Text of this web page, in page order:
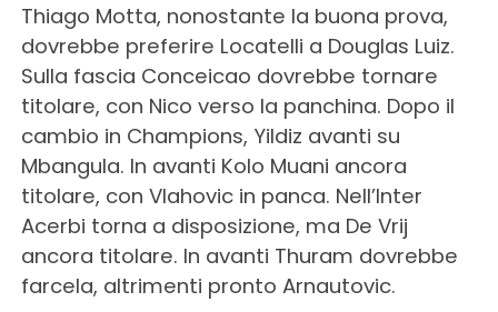
Thiago Motta, nonostante la buona prova,
dovrebbe preferire Locatelli a Douglas Luiz.
Sulla fascia Conceicao dovrebbe tornare
titolare, con Nico verso la panchina. Dopo il
cambio in Champions, Yildiz avanti su
Mbangula. In avanti Kolo Muani ancora
titolare, con Vlahovic in panca. Nell’Inter
Acerbi torna a disposizione, ma De Vrij
ancora titolare. In avanti Thuram dovrebbe
farcela, altrimenti pronto Arnautovic.